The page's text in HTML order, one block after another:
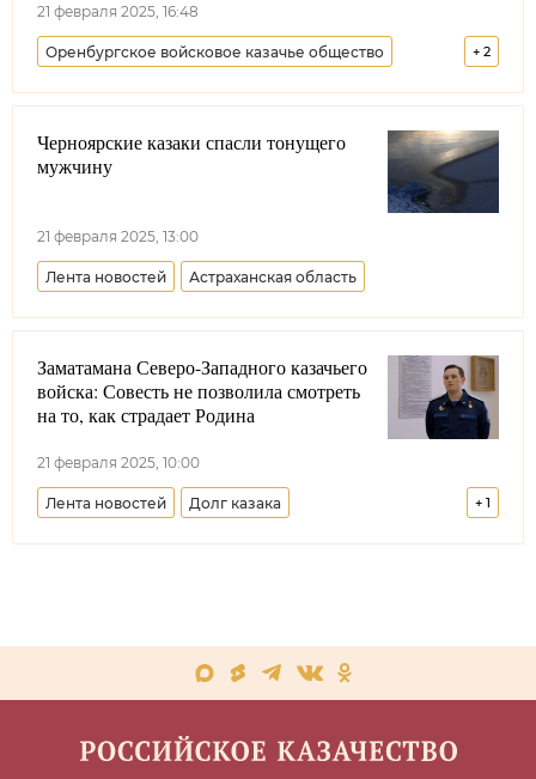
21 февраля 2025, 16:48
+ 2
Оренбургское войсковое казачье общество
Оренбургская область Лента новостей
Черноярские казаки спасли тонущего
мужчину
21 февраля 2025, 13:00
Лента новостей Астраханская область
Заматамана Северо-Западного казачьего
войска: Совесть не позволила смотреть
на то, как страдает Родина
21 февраля 2025, 10:00
+ 1
Лента новостей Долг казака
Северо-Западное войсковое казачье общество